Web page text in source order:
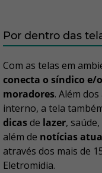
Por dentro das
Com as telas em
conecta o síndico
moradores. Além
interno, a tela
dicasde lazer,
além de notícias
através dos mais de
Eletromidia.